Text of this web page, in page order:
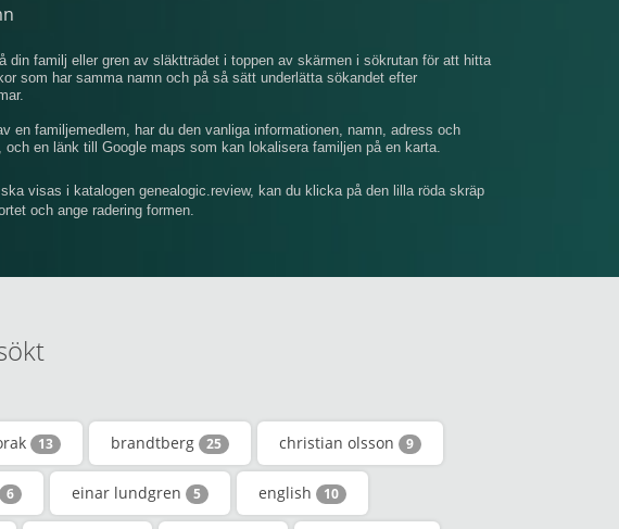
din familj eller gren av släktträdet i toppen av skärmen i sökrutan för att hitta
som har samma namn och på så sätt underlätta sökandet efter
en familjemedlem, har du den vanliga informationen, namn, adress och
och en länk till Google maps som kan lokalisera familjen på en karta.
visas i katalogen genealogic.review, kan du klicka på den lilla röda skräp
och ange radering formen.
13 brandtberg 25 christian olsson 9
6 einar lundgren 5 english 10